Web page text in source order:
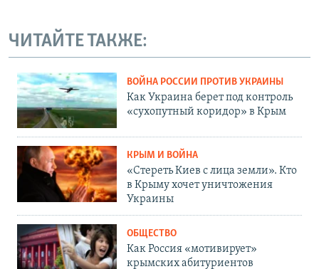
ЧИТАЙТЕ ТАКЖЕ:
ВОЙНА РОССИИ ПРОТИВ УКРАИНЫ
Как Украина берет под контроль
«сухопутный коридор» в Крым
КРЫМ И ВОЙНА
«Стереть Киев с лица земли». Кто
в Крыму хочет уничтожения
Украины
ОБЩЕСТВО
Как Россия «мотивирует»
крымских абитуриентов